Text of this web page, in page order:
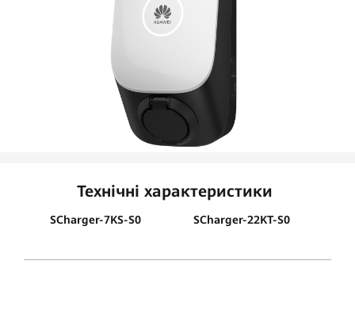
електромобілів
FusionSolar
Технічні характеристики
SCharger-7KS-S0 SCharger-22KT-S0